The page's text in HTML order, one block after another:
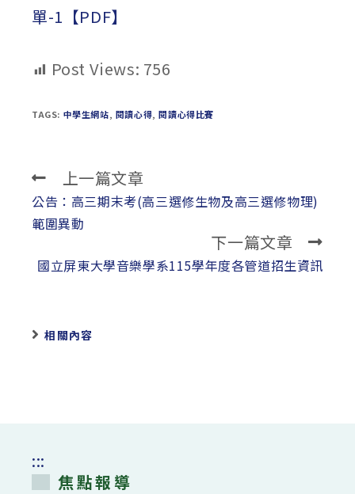
單-1【PDF】
Post Views: 756
TAGS: 中學生網站, 閱讀心得, 閱讀心得比賽
Read
more
articles
上一篇文章
公告：高三期末考(高三選修生物及高三選修物理)
範圍異動
下一篇文章
國立屏東大學音樂學系115學年度各管道招生資訊
相關內容
:::
焦點報導